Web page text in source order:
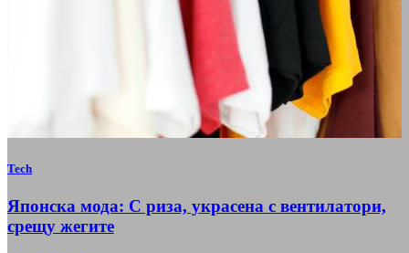
Tech
Японска мода: С риза, украсена с вентилатори,
срещу жегите